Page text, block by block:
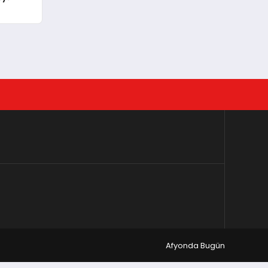
Afyonda Bugün